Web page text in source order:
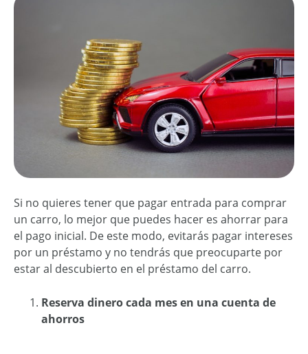
Si no quieres tener que pagar entrada para comprar
un carro, lo mejor que puedes hacer es ahorrar para
el pago inicial. De este modo, evitarás pagar intereses
por un préstamo y no tendrás que preocuparte por
estar al descubierto en el préstamo del carro.
Reserva dinero cada mes en una cuenta de
ahorros